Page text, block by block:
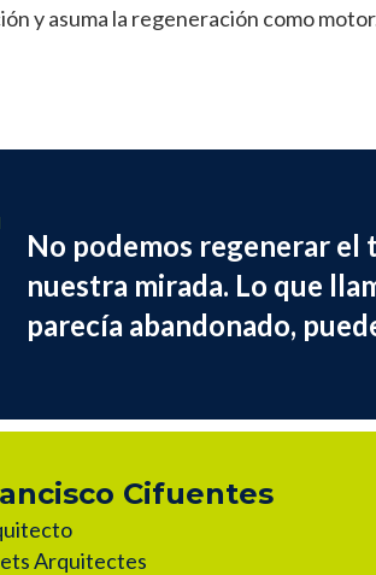
y asuma la regeneración como
No podemos regenerar
nuestra mirada. Lo que
parecía abandonado,
Cifuentes
Arquitectes